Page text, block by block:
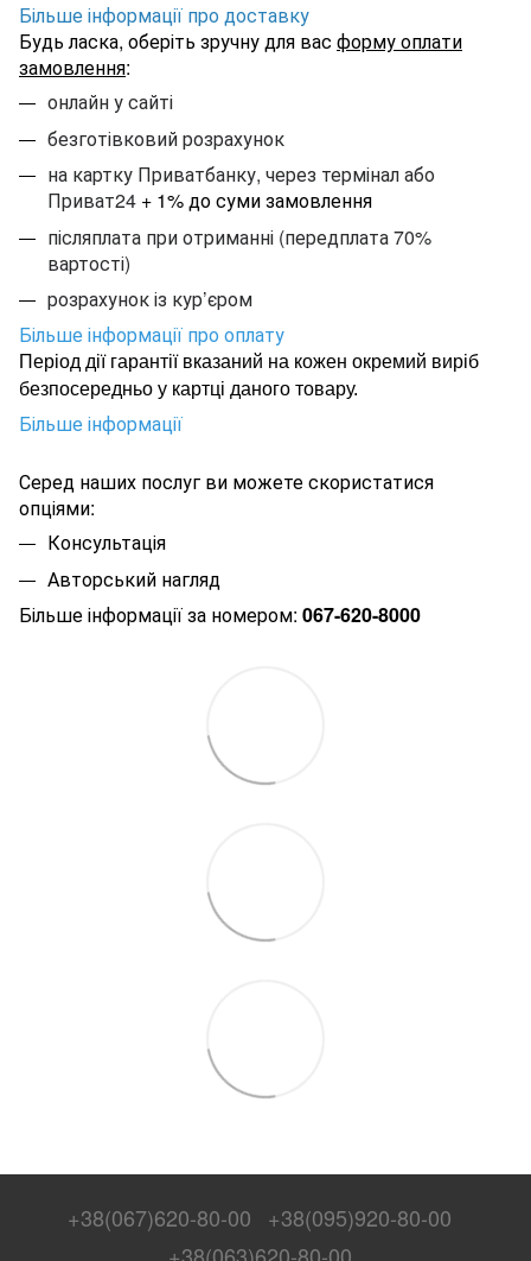
Більше інформації про доставку
Будь ласка, оберіть зручну для вас форму оплати
замовлення:
онлайн у сайті
безготівковий розрахунок
на картку Приватбанку, через термінал або
Приват24 + 1% до суми замовлення
післяплата при отриманні (передплата 70%
вартості)
розрахунок із кур’єром
Більше інформації про оплату
Період дії гарантії вказаний на кожен окремий виріб
безпосередньо у картці даного товару.
Більше інформації
Серед наших послуг ви можете скористатися
опціями:
Консультація
Авторський нагляд
Більше інформації за номером: 067-620-8000
+38(067)620-80-00
+38(095)920-80-00